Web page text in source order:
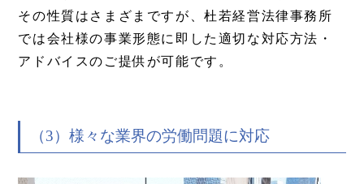
その性質はさまざまですが、杜若経営法律事務所
では会社様の事業形態に即した適切な対応方法・
アドバイスのご提供が可能です。
（3）様々な業界の労働問題に対応